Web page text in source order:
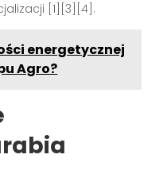
[1][3][4].
energetycznej
Agro?